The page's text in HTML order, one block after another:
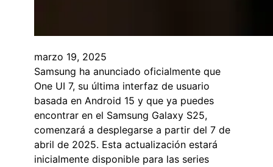
marzo 19, 2025
Samsung ha anunciado oficialmente que
One UI 7, su última interfaz de usuario
basada en Android 15 y que ya puedes
encontrar en el Samsung Galaxy S25,
comenzará a desplegarse a partir del 7 de
abril de 2025. Esta actualización estará
inicialmente disponible para las series